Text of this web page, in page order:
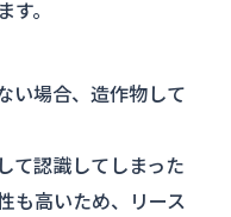
す。
い場合、造作物して
て認識してしまった
も高いため、リース